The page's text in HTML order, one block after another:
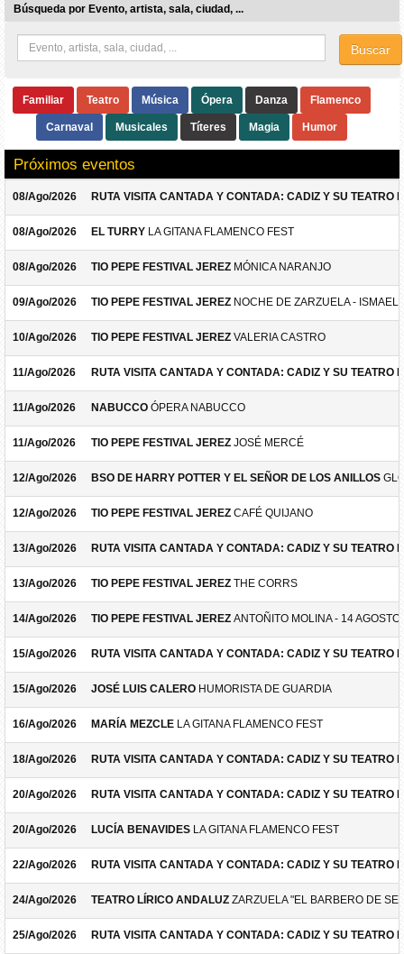
Búsqueda por Evento, artista, sala, ciudad, ...
Buscar
Familiar Teatro Música Ópera Danza Flamenco
Carnaval Musicales Títeres Magia Humor
Próximos eventos
08/Ago/2026 RUTA VISITA CANTADA Y CONTADA: CADIZ Y SU TEATRO
08/Ago/2026 EL TURRY LA GITANA FLAMENCO FEST
08/Ago/2026 TIO PEPE FESTIVAL JEREZ MÓNICA NARANJO
09/Ago/2026 TIO PEPE FESTIVAL JEREZ NOCHE DE ZARZUELA -
10/Ago/2026 TIO PEPE FESTIVAL JEREZ VALERIA CASTRO
11/Ago/2026 RUTA VISITA CANTADA Y CONTADA: CADIZ Y SU TEATRO
11/Ago/2026 NABUCCO ÓPERA NABUCCO
11/Ago/2026 TIO PEPE FESTIVAL JEREZ JOSÉ MERCÉ
12/Ago/2026 BSO DE HARRY POTTER Y EL SEÑOR DE LOS ANILLOS
12/Ago/2026 TIO PEPE FESTIVAL JEREZ CAFÉ QUIJANO
13/Ago/2026 RUTA VISITA CANTADA Y CONTADA: CADIZ Y SU TEATRO
13/Ago/2026 TIO PEPE FESTIVAL JEREZ THE CORRS
14/Ago/2026 TIO PEPE FESTIVAL JEREZ ANTOÑITO MOLINA - 14 AGOSTO
15/Ago/2026 RUTA VISITA CANTADA Y CONTADA: CADIZ Y SU TEATRO
15/Ago/2026 JOSÉ LUIS CALERO HUMORISTA DE GUARDIA
16/Ago/2026 MARÍA MEZCLE LA GITANA FLAMENCO FEST
18/Ago/2026 RUTA VISITA CANTADA Y CONTADA: CADIZ Y SU TEATRO
20/Ago/2026 RUTA VISITA CANTADA Y CONTADA: CADIZ Y SU TEATRO
20/Ago/2026 LUCÍA BENAVIDES LA GITANA FLAMENCO FEST
22/Ago/2026 RUTA VISITA CANTADA Y CONTADA: CADIZ Y SU TEATRO
24/Ago/2026 TEATRO LÍRICO ANDALUZ ZARZUELA "EL BARBERO DE
25/Ago/2026 RUTA VISITA CANTADA Y CONTADA: CADIZ Y SU TEATRO